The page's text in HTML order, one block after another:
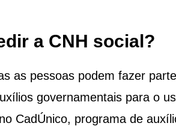
a CNH social?
as pessoas podem fazer
governamentais para o
CadÚnico, programa de